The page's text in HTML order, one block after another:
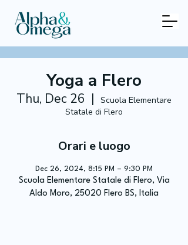
Yoga a Flero
Thu, Dec 26
  |
Scuola Elementare
Statale di Flero
Orari e luogo
Dec 26, 2024, 8:15 PM – 9:30 PM
Scuola Elementare Statale di Flero, Via
Aldo Moro, 25020 Flero BS, Italia